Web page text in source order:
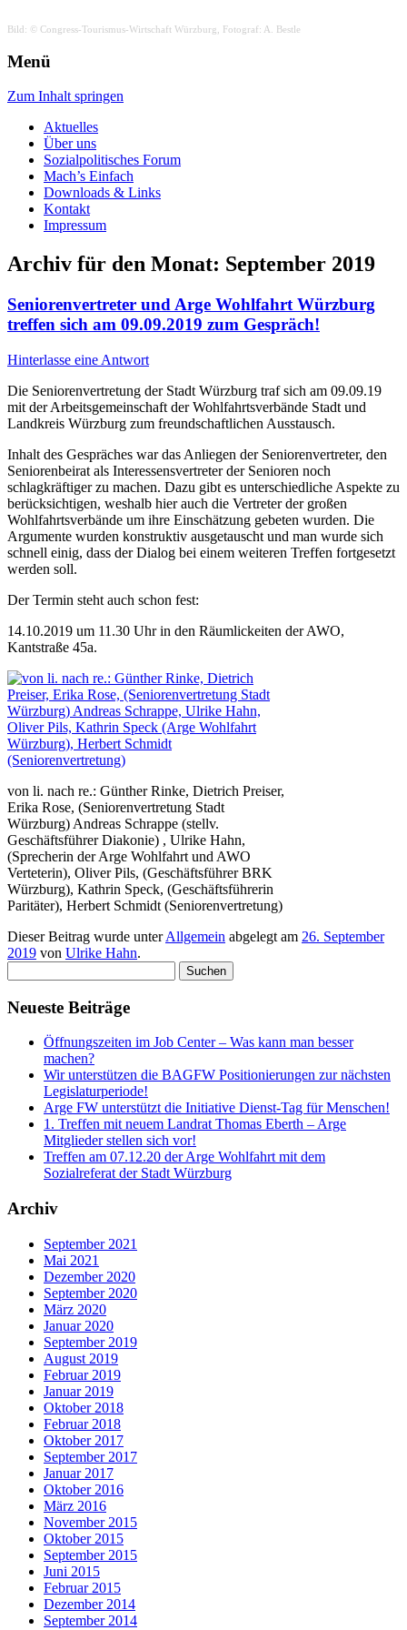
Arbeitsgemeinschaft der freien
Wohlfahrtspflege Stadt und
Landkreis Würzburg
AgfW
Bild: © Congress-Tourismus-Wirtschaft Würzburg, Fotograf: A. Bestle
Menü
Zum Inhalt springen
Aktuelles
Über uns
Sozialpolitisches Forum
Mach’s Einfach
Downloads & Links
Kontakt
Impressum
Archiv für den Monat: September 2019
Seniorenvertreter und Arge Wohlfahrt Würzburg
treffen sich am 09.09.2019 zum Gespräch!
Hinterlasse eine Antwort
Die Seniorenvertretung der Stadt Würzburg traf sich am 09.09.19
mit der Arbeitsgemeinschaft der Wohlfahrtsverbände Stadt und
Landkreis Würzburg zum freundschaftlichen Ausstausch.
Inhalt des Gespräches war das Anliegen der Seniorenvertreter, den
Seniorenbeirat als Interessensvertreter der Senioren noch
schlagkräftiger zu machen. Dazu gibt es unterschiedliche Aspekte zu
berücksichtigen, weshalb hier auch die Vertreter der großen
Wohlfahrtsverbände um ihre Einschätzung gebeten wurden. Die
Argumente wurden konstruktiv ausgetauscht und man wurde sich
schnell einig, dass der Dialog bei einem weiteren Treffen fortgesetzt
werden soll.
Der Termin steht auch schon fest:
14.10.2019 um 11.30 Uhr in den Räumlickeiten der AWO,
Kantstraße 45a.
von li. nach re.: Günther Rinke, Dietrich Preiser,
Erika Rose, (Seniorenvertretung Stadt
Würzburg) Andreas Schrappe (stellv.
Geschäftsführer Diakonie) , Ulrike Hahn,
(Sprecherin der Arge Wohlfahrt und AWO
Verteterin), Oliver Pils, (Geschäftsführer BRK
Würzburg), Kathrin Speck, (Geschäftsführerin
Paritäter), Herbert Schmidt (Seniorenvertretung)
Dieser Beitrag wurde unterAllgemein abgelegt am 26. September
2019 von Ulrike Hahn.
nach:
Neueste Beiträge
Öffnungszeiten im Job Center – Was kann man besser
machen?
Wir unterstützen die BAGFW Positionierungen zur nächsten
Legislaturperiode!
Arge FW unterstützt die Initiative Dienst-Tag für Menschen!
1. Treffen mit neuem Landrat Thomas Eberth – Arge
Mitglieder stellen sich vor!
Treffen am 07.12.20 der Arge Wohlfahrt mit dem
Sozialreferat der Stadt Würzburg
Archiv
September 2021
Mai 2021
Dezember 2020
September 2020
März 2020
Januar 2020
September 2019
August 2019
Februar 2019
Januar 2019
Oktober 2018
Februar 2018
Oktober 2017
September 2017
Januar 2017
Oktober 2016
März 2016
November 2015
Oktober 2015
September 2015
Juni 2015
Februar 2015
Dezember 2014
September 2014